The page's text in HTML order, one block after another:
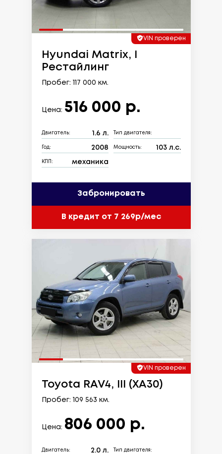
VIN проверен
Hyundai Matrix, I
Рестайлинг
Пробег: 117 000 км.
Цена: 516 000 р.
Двигатель: 1.6 л. Тип двигателя:
Год: 2008 Мощность: 103 л.с.
КПП: механика
Забронировать
В кредит от 7 269р/мес
VIN проверен
Toyota RAV4, III (XA30)
Пробег: 109 563 км.
Цена: 806 000 р.
Двигатель: 2.0 л. Тип двигателя: